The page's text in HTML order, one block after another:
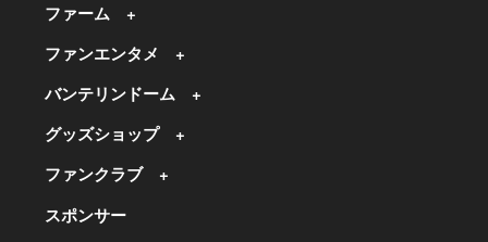
ファーム
ファンエンタメ
バンテリンドーム
グッズショップ
ファンクラブ
スポンサー